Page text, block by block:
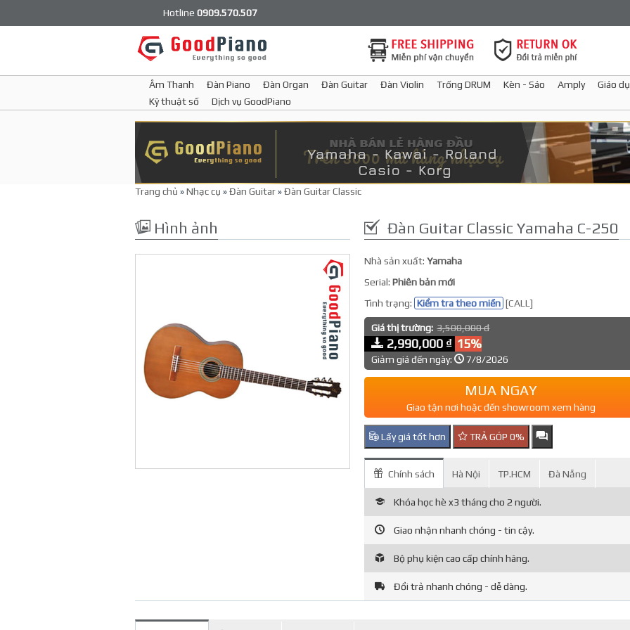
Hotline 0909.570.507
Âm Thanh Đàn Piano Đàn Organ Đàn Guitar Đàn Violin Trống DRUM Kèn - Sáo Amply Giáo
Kỹ thuật số
Dịch vụ GoodPiano
Trang chủ »Nhạc cụ »Đàn Guitar»Đàn Guitar Classic
Hình ảnh Đàn Guitar Classic Yamaha C-250
Nhà sản xuất:Yamaha
Serial:Phiên bản mới
Tình trạng: Kiểm tra theo miền [CALL]
Giá thị trường: 3,500,000 đ
2,990,000 ₫ 15%
Giảm giá đến ngày: 7/8/2026
MUA NGAY
Giao tận nơi hoặc đến showroom xem hàng
Lấy giá tốt hơn TRẢ GÓP 0%
Chính sách Hà Nội TP.HCM Đà Nẵng
Khóa học hè x3 tháng cho 2 người.
Giao nhận nhanh chóng - tin cậy.
Bộ phụ kiện cao cấp chính hãng.
Đổi trả nhanh chóng - dễ dàng.